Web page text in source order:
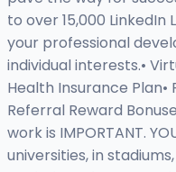
to over 15,000 LinkedIn
your professional
individual interests.•
Health Insurance Plan•
Referral Reward
work is IMPORTANT.
universities, in